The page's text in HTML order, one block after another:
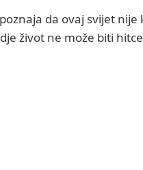
da ovaj svijet
život ne može biti